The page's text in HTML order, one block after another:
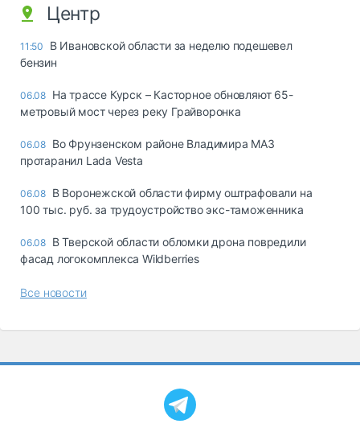
Центр
11:50
В Ивановской области за неделю подешевел
бензин
06.08 На трассе Курск – Касторное обновляют 65-
метровый мост через реку Грайворонка
06.08 Во Фрунзенском районе Владимира МАЗ
протаранил Lada Vesta
06.08 В Воронежской области фирму оштрафовали на
100 тыс. руб. за трудоустройство экс-таможенника
06.08 В Тверской области обломки дрона повредили
фасад логокомплекса Wildberries
Все новости